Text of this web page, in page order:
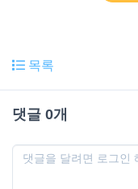
목록
댓글 0개